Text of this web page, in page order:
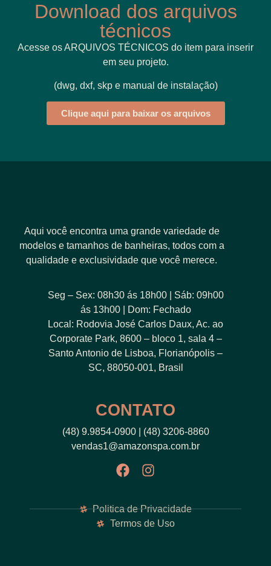
Download dos arquivos
técnicos
Acesse os ARQUIVOS TÉCNICOS do item para inserir
em seu projeto.
(dwg, dxf, skp e manual de instalação)
Clique aqui para baixar os arquivos
Aqui você encontra uma grande variedade de
modelos e tamanhos de banheiras, todos com a
qualidade e exclusividade que você merece.
Seg – Sex: 08h30 ás 18h00 | Sáb: 09h00
ás 13h00 | Dom: Fechado
Local: Rodovia José Carlos Daux, Ac. ao
Corporate Park, 8600 – bloco 1, sala 4 –
Santo Antonio de Lisboa, Florianópolis –
SC, 88050-001, Brasil
CONTATO
(48) 9.9854-0900 | (48) 3206-8860
vendas1@amazonspa.com.br
Politica de Privacidade
Termos de Uso